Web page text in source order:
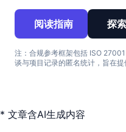
阅读指南 探
注：合规参考框架包括 ISO
谈与项目记录的匿名统计，旨在
* 文章含AI生成内容